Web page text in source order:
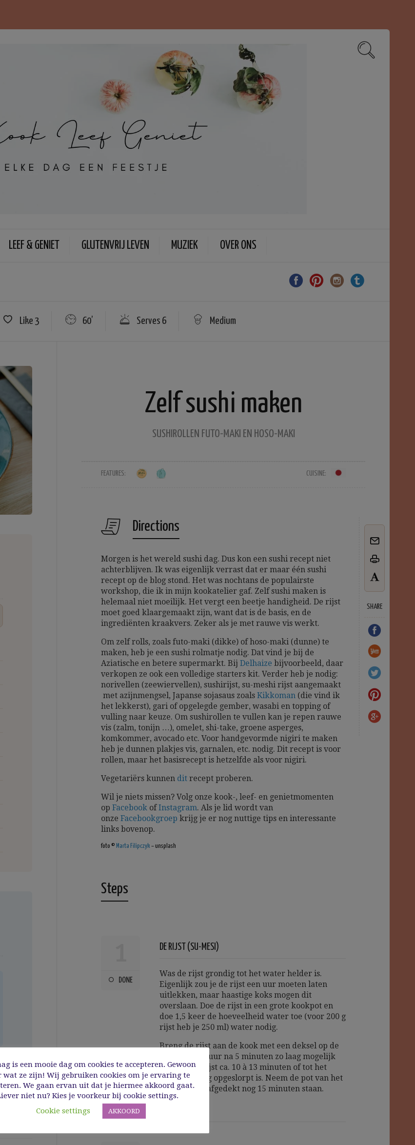
LEEF & GENIET GLUTENVRIJ LEVEN MUZIEK OVER ONS
Like 3 60’ Serves 6 Medium
Zelf sushi maken
SUSHIROLLEN FUTO-MAKI EN HOSO-MAKI
FEATURES: CUISINE:
Directions
SHARE
Morgen is het wereld sushi dag. Dus kon een sushi recept niet
achterblijven. Ik was eigenlijk verrast dat er maar één sushi
recept op de blog stond. Het was nochtans de populairste
workshop, die ik in mijn kookatelier gaf. Zelf sushi maken is
helemaal niet moeilijk. Het vergt een beetje handigheid. De rijst
moet goed klaargemaakt zijn, want dat is de basis, en de
ingrediënten kraakvers. Zeker als je met rauwe vis werkt.
Om zelf rolls, zoals futo-maki (dikke) of hoso-maki (dunne) te
maken, heb je een sushi rolmatje nodig. Dat vind je bij de
Aziatische en betere supermarkt. Bij Delhaize bijvoorbeeld, daar
verkopen ze ook een volledige starters kit. Verder heb je nodig:
norivellen (zeewiervellen), sushirijst, su-meshi rijst aangemaakt
met azijnmengsel, Japanse sojasaus zoals Kikkoman (die vind ik
het lekkerst), gari of opgelegde gember, wasabi en topping of
vulling naar keuze. Om sushirollen te vullen kan je repen rauwe
vis (zalm, tonijn …), omelet, shi-take, groene asperges,
komkommer, avocado etc. Voor handgevormde nigiri te maken
heb je dunnen plakjes vis, garnalen, etc. nodig. Dit recept is voor
rollen, maar het basisrecept is hetzelfde als voor nigiri.
Vegetariërs kunnen dit recept proberen.
Wil je niets missen? Volg onze kook-, leef- en genietmomenten
op Facebook ofInstagram. Als je lid wordt van
onze Facebookgroep krijg je er nog nuttige tips en interessante
links bovenop.
foto © Marta Filipczyk – unsplash
Steps
DONE
DE RIJST (SU-MESI)
Was de rijst grondig tot het water helder is.
Eigenlijk zou je de rijst een uur moeten laten
uitlekken, maar haastige koks mogen dit
overslaan. Doe de rijst in een grote kookpot en
doe 1,5 keer de hoeveelheid water toe (voor 200 g
rijst heb je 250 ml) water nodig.
Breng de rijst aan de kook met een deksel op de
pot. Zet het vuur na 5 minuten zo laag mogelijk
en kook de rijst ca. 10 à 13 minuten of tot het
vocht volledig opgeslorpt is. Neem de pot van het
vuur en laat afgedekt nog 15 minuten staan.
is een mooie dag om cookies te accepteren. Gewoon
wat ze zijn! Wij gebruiken cookies om je ervaring te
We gaan ervan uit dat je hiermee akkoord gaat.
niet nu? Kies je voorkeur bij cookie settings.
Cookie settings
AKKOORD